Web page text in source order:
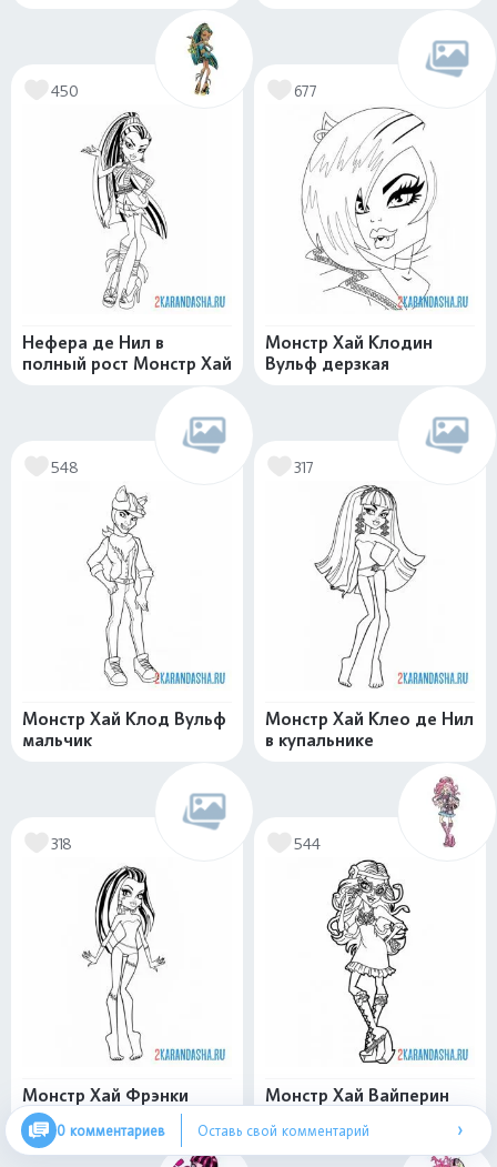
450
Нефера де Нил в
полный рост Монстр Хай
677
Монстр Хай Клодин
Вульф дерзкая
548
Монстр Хай Клод Вульф
мальчик
317
Монстр Хай Клео де Нил
в купальнике
318
Монстр Хай Фрэнки
Штейн в купальнике
544
Монстр Хай Вайперин
0 комментариев Оставь свой комментарий ›